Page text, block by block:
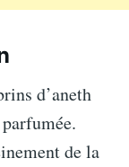
d’aneth
de la